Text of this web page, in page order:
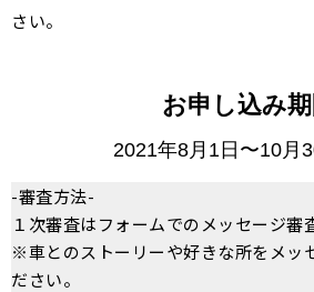
さい。
お申し込み期
2021年8月1日〜10月
-審査方法-
１次審査はフォームでのメッセージ審
※車とのストーリーや好きな所をメッ
ださい。